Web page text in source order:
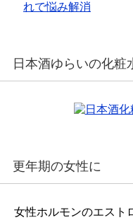
れで悩み解消
日本酒ゆらいの化
更年期の女性に
女性ホルモンのエスト